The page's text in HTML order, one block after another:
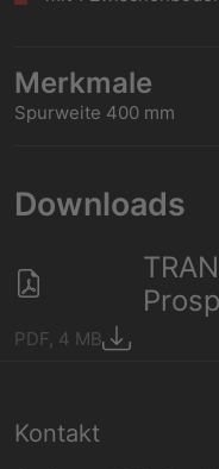
Merkmale
Spurweite 400 mm
Downloads
PDF, 4 MB
Kontakt